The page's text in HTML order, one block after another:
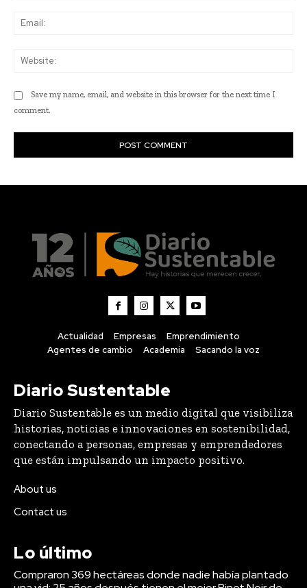
Actualidad Empresas
Emprendimiento
Agentes de cambio
Academia Sacando la voz
Diario Sustentable
Diario Sustentable es un medio digital que visibiliza
historias, noticias e innovaciones en sostenibilidad,
conectando a personas, empresas y emprendedores
que están impulsando un impacto positivo.
About us
Contact us
Lo último
Compraron 369 hectáreas donde nadie había plantado